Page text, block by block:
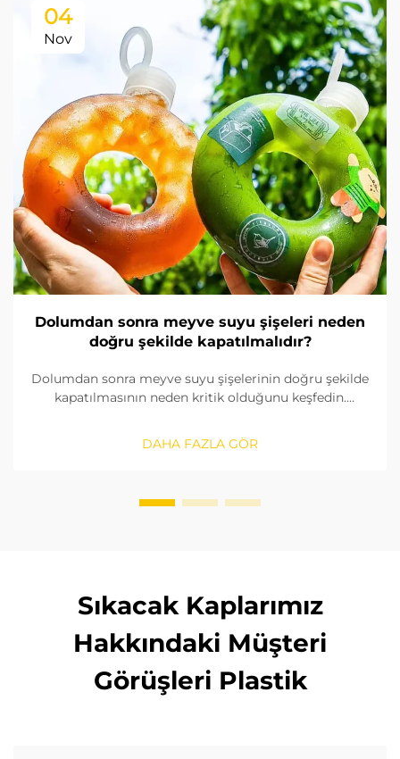
04
Nov
Dolumdan sonra meyve suyu şişeleri neden
doğru şekilde kapatılmalıdır?
Dolumdan sonra meyve suyu şişelerinin doğru şekilde
kapatılmasının neden kritik olduğunu keşfedin.
kapatma çözümleriyle ürün güvenliğini sağlayın.
Şimdi daha fazla bilgi edinin.
DAHA FAZLA GÖR
Sıkacak Kaplarımız
Hakkındaki Müşteri
Görüşleri Plastik